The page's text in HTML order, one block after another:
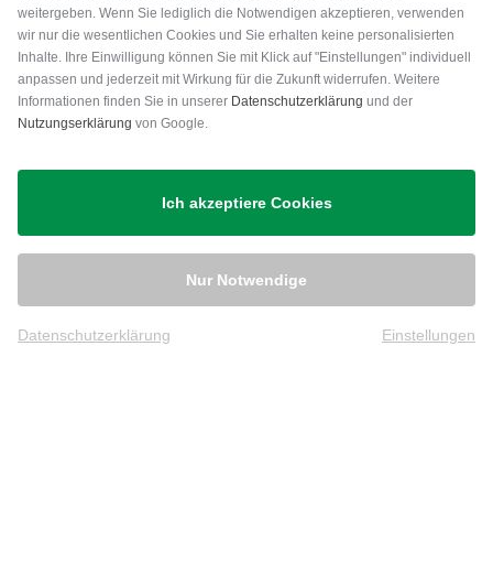
Versand
weitergeben. Wenn Sie lediglich die Notwendigen akzeptieren, verwenden
wir nur die wesentlichen Cookies und Sie erhalten keine personalisierten
Inhalte. Ihre Einwilligung können Sie mit Klick auf "Einstellungen" individuell
anpassen und jederzeit mit Wirkung für die Zukunft widerrufen. Weitere
Informationen finden Sie in unserer Datenschutzerklärung und der
Nutzungserklärung von Google.
Ich akzeptiere Cookies
Nur Notwendige
Datenschutzerklärung Einstellungen